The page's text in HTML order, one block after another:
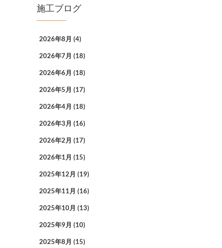
施工ブログ
2026年8月 (4)
2026年7月 (18)
2026年6月 (18)
2026年5月 (17)
2026年4月 (18)
2026年3月 (16)
2026年2月 (17)
2026年1月 (15)
2025年12月 (19)
2025年11月 (16)
2025年10月 (13)
2025年9月 (10)
2025年8月 (15)